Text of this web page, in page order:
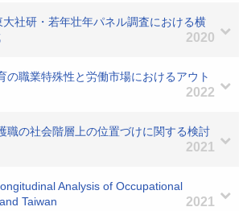
社研・若年壮年パネル調査における横
2020
の職業特殊性と労働市場におけるアウト
2022
職の社会階層上の位置づけに関する検討
2021
Analysis of Occupational
Taiwan
2021